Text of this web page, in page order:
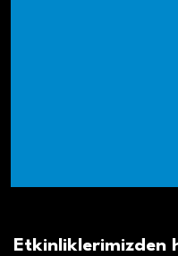
Etkinliklerimizden